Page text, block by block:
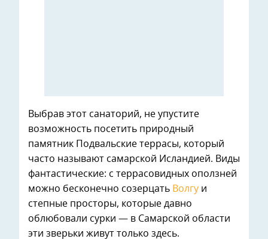
Выбрав этот санаторий, не упустите
возможность посетить природный
памятник Подвальские террасы, который
часто называют самарской Исландией. Виды
фантастические: с террасовидных оползней
можно бесконечно созерцать Волгу и
степные просторы, которые давно
облюбовали сурки — в Самарской области
эти зверьки живут только здесь.